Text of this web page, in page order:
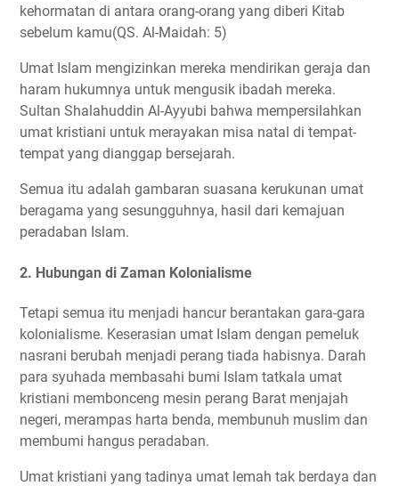
kehormatan di antara orang-orang yang diberi Kitab
sebelum kamu(QS. Al-Maidah: 5)
Umat Islam mengizinkan mereka mendirikan geraja dan
haram hukumnya untuk mengusik ibadah mereka.
Sultan Shalahuddin Al-Ayyubi bahwa mempersilahkan
umat kristiani untuk merayakan misa natal di tempat-
tempat yang dianggap bersejarah.
Semua itu adalah gambaran suasana kerukunan umat
beragama yang sesungguhnya, hasil dari kemajuan
peradaban Islam.
2. Hubungan di Zaman Kolonialisme
Tetapi semua itu menjadi hancur berantakan gara-gara
kolonialisme. Keserasian umat Islam dengan pemeluk
nasrani berubah menjadi perang tiada habisnya. Darah
para syuhada membasahi bumi Islam tatkala umat
kristiani membonceng mesin perang Barat menjajah
negeri, merampas harta benda, membunuh muslim dan
membumi hangus peradaban.
Umat kristiani yang tadinya umat lemah tak berdaya dan